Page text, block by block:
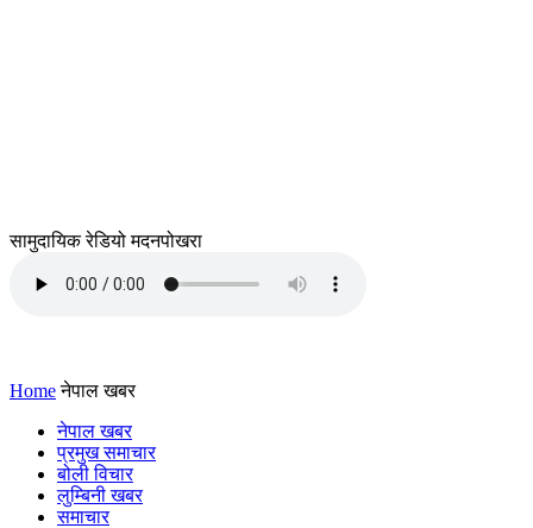
सामुदायिक रेडियो मदनपोखरा
Home नेपाल खबर
नेपाल खबर
प्रमुख समाचार
बोली विचार
लुम्बिनी खबर
समाचार